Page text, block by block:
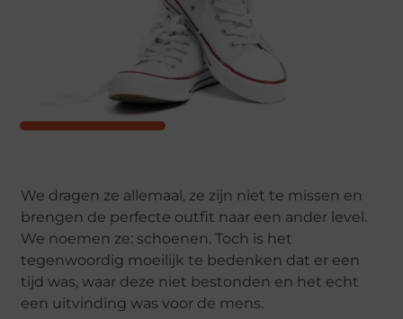
We dragen ze allemaal, ze zijn niet te missen en
brengen de perfecte outfit naar een ander level.
We noemen ze: schoenen. Toch is het
tegenwoordig moeilijk te bedenken dat er een
tijd was, waar deze niet bestonden en het echt
een uitvinding was voor de mens.